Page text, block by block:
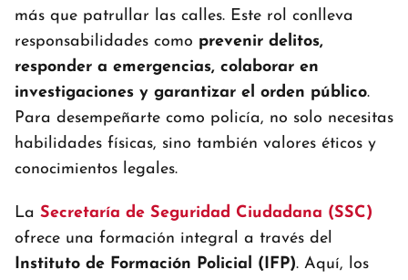
más que patrullar las calles. Este rol conlleva
responsabilidades como prevenir delitos,
responder a emergencias, colaborar en
investigaciones y garantizar el orden público.
Para desempeñarte como policía, no solo necesitas
habilidades físicas, sino también valores éticos y
conocimientos legales.
La Secretaría de Seguridad Ciudadana (SSC)
ofrece una formación integral a través del
Instituto de Formación Policial (IFP). Aquí, los